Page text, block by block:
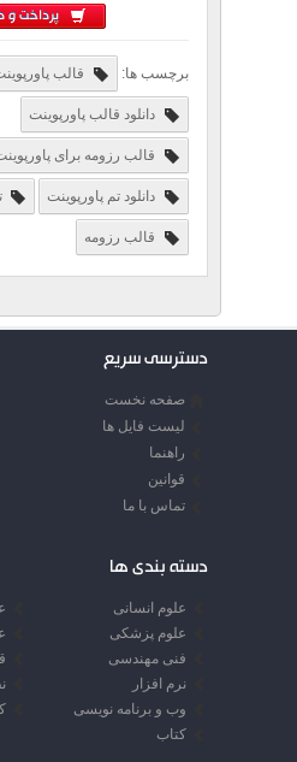
پرداخت و
برچسب ها: قالب
دانلود قالب پاورپوینت
قالب رزومه برای
دانلود تم پاورپوینت
قالب رزومه
دسترسی سریع
صفحه نخست
لیست فایل ها
راهنما
قوانین
تماس با ما
دسته بندی ها
علوم انسانی
علوم پزشکی
فنی مهندسی
نرم افزار
وب و برنامه نویسی
کتاب